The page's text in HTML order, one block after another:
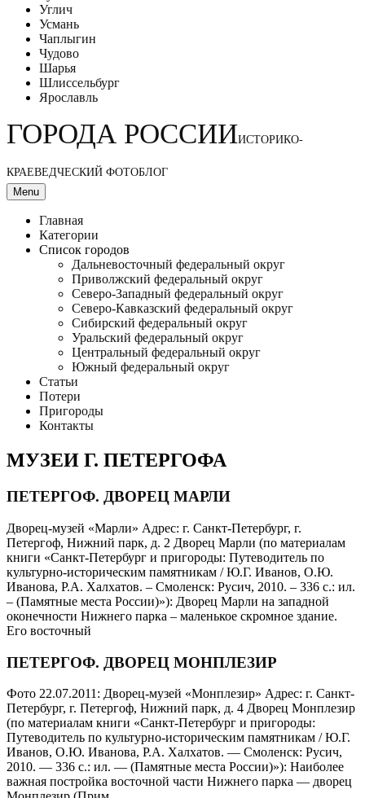
Углич
Усмань
Чаплыгин
Чудово
Шарья
Шлиссельбург
Ярославль
ГОРОДА РОССИИИСТОРИКО-
КРАЕВЕДЧЕСКИЙ ФОТОБЛОГ
Menu
Главная
Категории
Список городов
Дальневосточный федеральный округ
Приволжский федеральный округ
Северо-Западный федеральный округ
Северо-Кавказский федеральный округ
Сибирский федеральный округ
Уральский федеральный округ
Центральный федеральный округ
Южный федеральный округ
Статьи
Потери
Пригороды
Контакты
МУЗЕИ Г. ПЕТЕРГОФА
ПЕТЕРГОФ. ДВОРЕЦ МАРЛИ
Дворец-музей «Марли» Адрес: г. Санкт-Петербург, г.
Петергоф, Нижний парк, д. 2 Дворец Марли (по материалам
книги «Санкт-Петербург и пригороды: Путеводитель по
культурно-историческим памятникам / Ю.Г. Иванов, О.Ю.
Иванова, Р.А. Халхатов. – Смоленск: Русич, 2010. – 336 с.: ил.
– (Памятные места России)»): Дворец Марли на западной
оконечности Нижнего парка – маленькое скромное здание.
Его восточный
ПЕТЕРГОФ. ДВОРЕЦ МОНПЛЕЗИР
Фото 22.07.2011: Дворец-музей «Монплезир» Адрес: г. Санкт-
Петербург, г. Петергоф, Нижний парк, д. 4 Дворец Монплезир
(по материалам книги «Санкт-Петербург и пригороды:
Путеводитель по культурно-историческим памятникам / Ю.Г.
Иванов, О.Ю. Иванова, Р.А. Халхатов. — Смоленск: Русич,
2010. — 336 с.: ил. — (Памятные места России)»): Наиболее
важная постройка восточной части Нижнего парка — дворец